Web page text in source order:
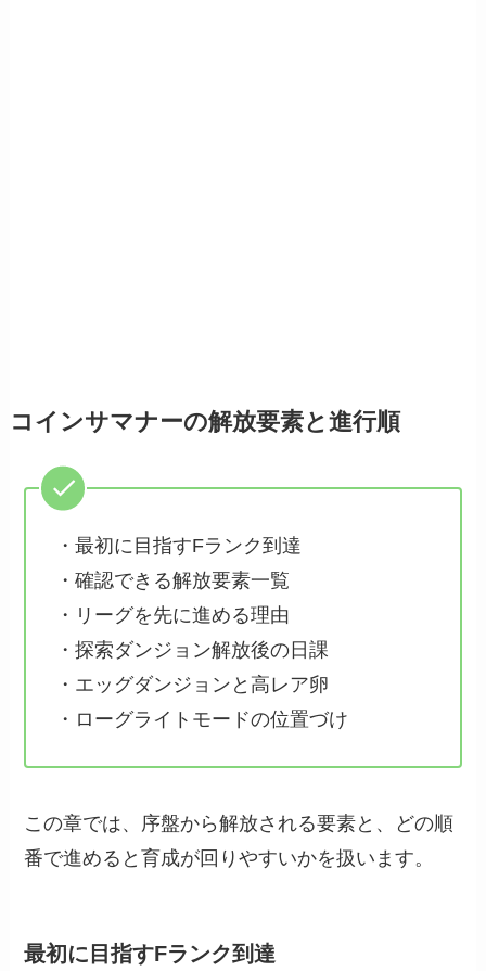
コインサマナーの解放要素と進行順
・最初に目指すFランク到達
・確認できる解放要素一覧
・リーグを先に進める理由
・探索ダンジョン解放後の日課
・エッグダンジョンと高レア卵
・ローグライトモードの位置づけ
この章では、序盤から解放される要素と、どの順
番で進めると育成が回りやすいかを扱います。
最初に目指すFランク到達